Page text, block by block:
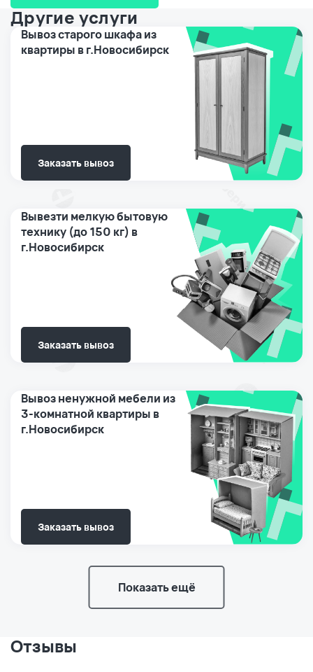
Другие услуги
Вывоз старого шкафа из
квартиры в г.Новосибирск
Заказать вывоз
Вывезти мелкую бытовую
технику (до 150 кг) в
г.Новосибирск
Заказать вывоз
Вывоз ненужной мебели из
3-комнатной квартиры в
г.Новосибирск
Заказать вывоз
Показать ещё
Отзывы